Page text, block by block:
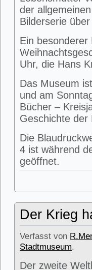
der
Bilderserie
Ein besonderer
Uhr, die Hans
Das Museum
und am
Bücher –
Geschichte der
Die
4 ist während
geöffnet.
Der Krieg
Verfasst von
Stadtmuseum.
Der zweite